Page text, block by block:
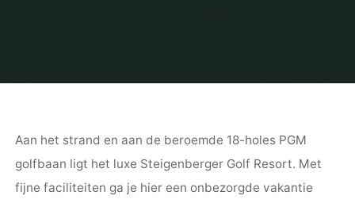
Aan het strand en aan de beroemde 18-holes PGM
golfbaan ligt het luxe Steigenberger Golf Resort. Met
fijne faciliteiten ga je hier een onbezorgde vakantie